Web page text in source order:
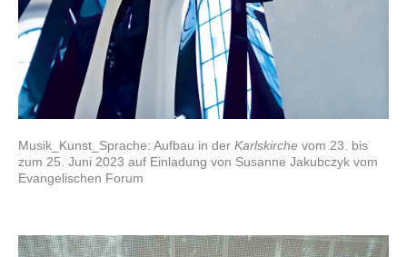
Musik_Kunst_Sprache: Aufbau in der Karlskirche vom 23. bis
zum 25. Juni 2023 auf Einladung von Susanne Jakubczyk vom
Evangelischen Forum